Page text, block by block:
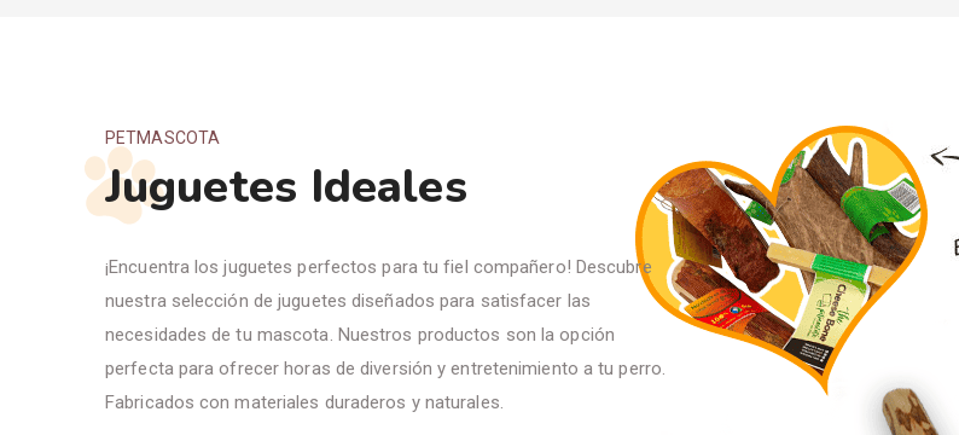
PETMASCOTA
Juguetes Ideales
¡Encuentra los juguetes perfectos para tu fiel compañero! Descubre
nuestra selección de juguetes diseñados para satisfacer las
necesidades de tu mascota. Nuestros productos son la opción
perfecta para ofrecer horas de diversión y entretenimiento a tu perro.
Fabricados con materiales duraderos y naturales.